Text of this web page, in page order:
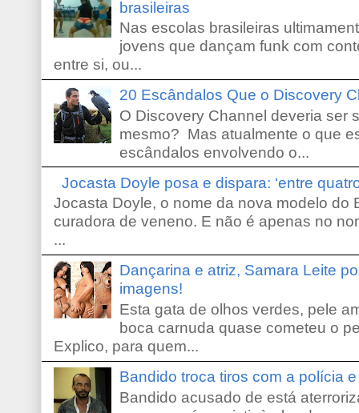
brasileiras
Nas escolas brasileiras
jovens que dançam funk com
entre si, ou...
20 Escândalos Que o Discovery
O Discovery Channel deveria ser
mesmo? Mas atualmente o que
escândalos envolvendo o...
Jocasta Doyle posa e dispara: ‘entre
Jocasta Doyle, o nome da nova modelo do
curadora de veneno. E não é apenas no
...
Dançarina e atriz, Samara Leite
imagens!
Esta gata de olhos verdes, pele
boca carnuda quase cometeu o
Explico, para quem...
Bandido troca tiros com a polícia
Bandido acusado de está